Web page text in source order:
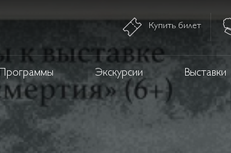
Купить билет
Программы Экскурсии Выставки